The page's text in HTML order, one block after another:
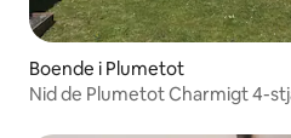
Boende i Plumetot
Nid de Plumetot Charmigt 4-